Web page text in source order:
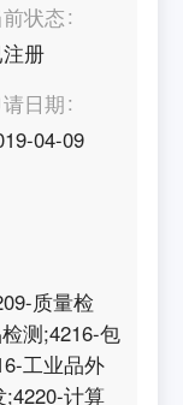
状态
册
日期
04-09
质量检
测;4216-包
工业品外
计算